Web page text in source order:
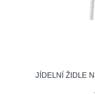
JÍDELNÍ ŽIDLE